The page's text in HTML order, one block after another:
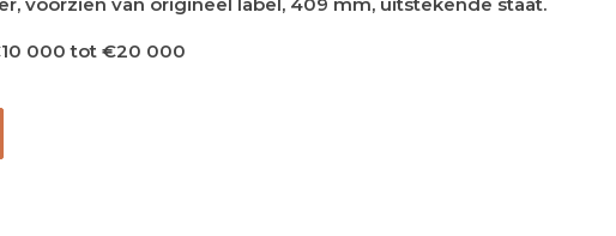
000 tot €20 000